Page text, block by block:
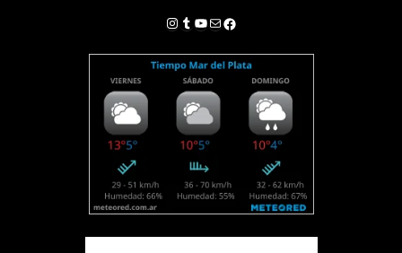
Instagram
Tumblr
YouTube
Correo electrónico
Facebook